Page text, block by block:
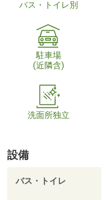
バス・トイレ別
駐車場
(近隣含)
洗面所独立
設備
バス・トイレ